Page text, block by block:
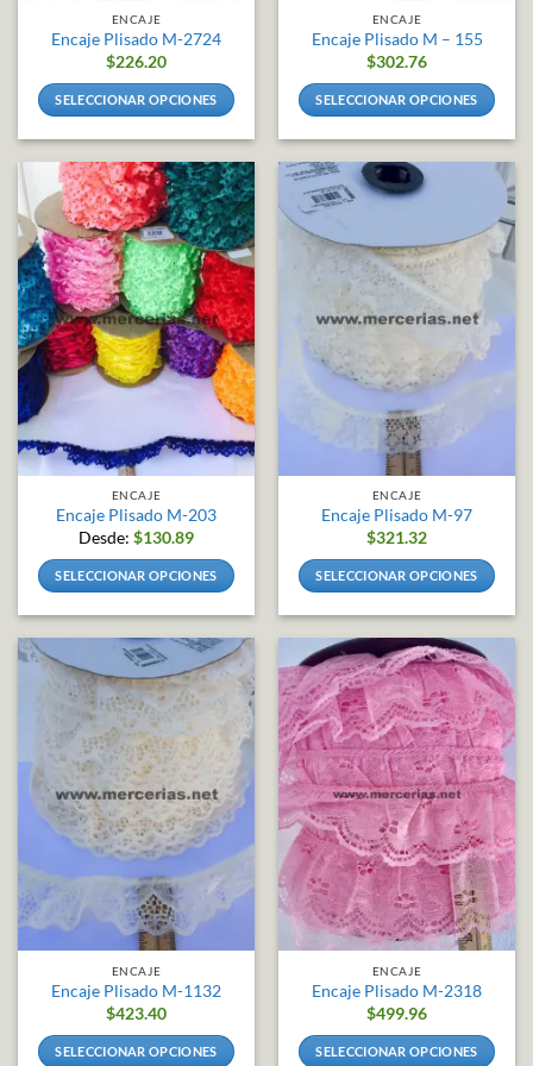
ENCAJE
Encaje Plisado M-2724
$226.20
SELECCIONAR OPCIONES
tiene
múltiples
variantes.
Las
opciones
se
pueden
elegir
en
de
producto
ENCAJE
Encaje Plisado M – 155
$302.76
SELECCIONAR OPCIONES
tiene
múltiples
Las
opciones
pueden
elegir
en
página
de
producto
ENCAJE
Encaje Plisado M-203
Desde: $130.89
SELECCIONAR OPCIONES
tiene
múltiples
variantes.
Las
opciones
se
pueden
elegir
en
la
página
de
producto
ENCAJE
Encaje Plisado M-97
$321.32
SELECCIONAR OPCIONES
tiene
múltiples
variantes.
Las
opciones
se
pueden
elegir
en
la
página
de
producto
ENCAJE
Encaje Plisado M-1132
$423.40
SELECCIONAR OPCIONES
ENCAJE
Encaje Plisado M-2318
$499.96
SELECCIONAR OPCIONES